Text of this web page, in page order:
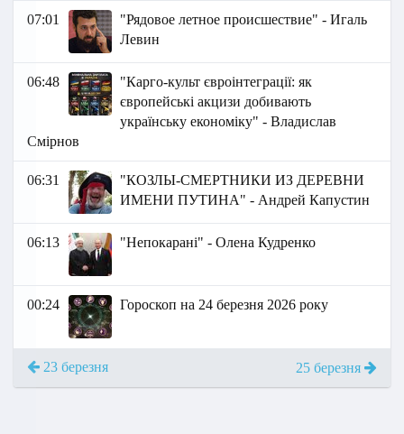
07:01
"Рядовое летное происшествие" - Игаль
Левин
06:48
"Карго-культ євроінтеграції: як
європейські акцизи добивають
українську економіку" - Владислав
Смірнов
06:31
"КОЗЛЫ-СМЕРТНИКИ ИЗ ДЕРЕВНИ
ИМЕНИ ПУТИНА" - Андрей Капустин
06:13 "Непокарані" - Олена Кудренко
00:24 Гороскоп на 24 березня 2026 року
23 березня 25 березня